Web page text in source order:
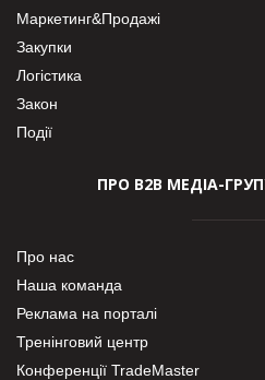
Маркетинг&Продажі
Закупки
Логістика
Закон
Події
ПРО В2В МЕДІА-
Про нас
Наша команда
Реклама на порталі
Тренінговий центр
Конференції TradeMaster